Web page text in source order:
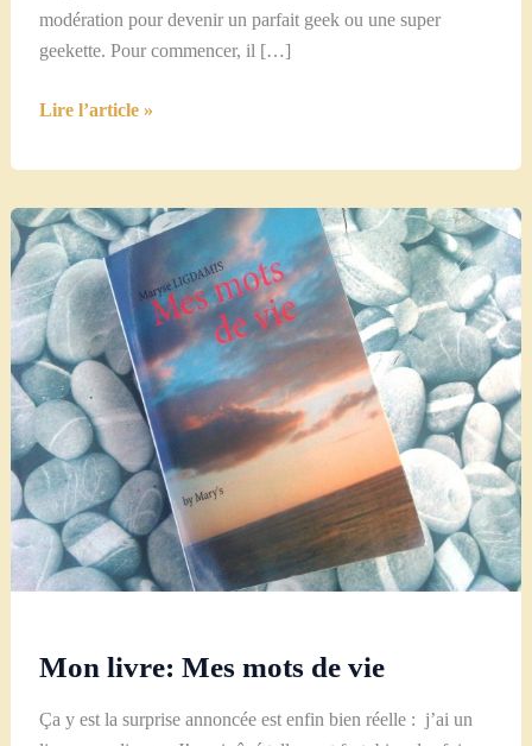
modération pour devenir un parfait geek ou une super
geekette. Pour commencer, il […]
Tweet,
et
Lire l’article »
Mon livre: Mes mots de vie
Ça y est la surprise annoncée est enfin bien réelle : j’ai un